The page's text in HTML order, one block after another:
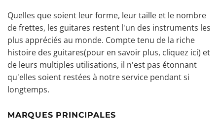
Quelles que soient leur forme, leur taille et le nombre
de frettes, les guitares restent l'un des instruments les
plus appréciés au monde. Compte tenu de la riche
histoire des guitares(pour en savoir plus, cliquez ici) et
de leurs multiples utilisations, il n'est pas étonnant
qu'elles soient restées à notre service pendant si
longtemps.
MARQUES PRINCIPALES